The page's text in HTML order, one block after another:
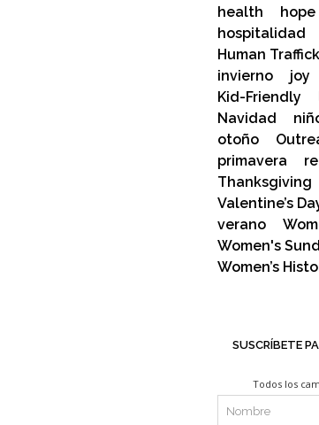
health
hope
hospitalidad
Human
invierno
joy
Kid-Friendly
Navidad
otoño
primavera
Thanksgiving
Valentine’s
verano
Women's
Women’s
SUSCRÍBETE
Todos los